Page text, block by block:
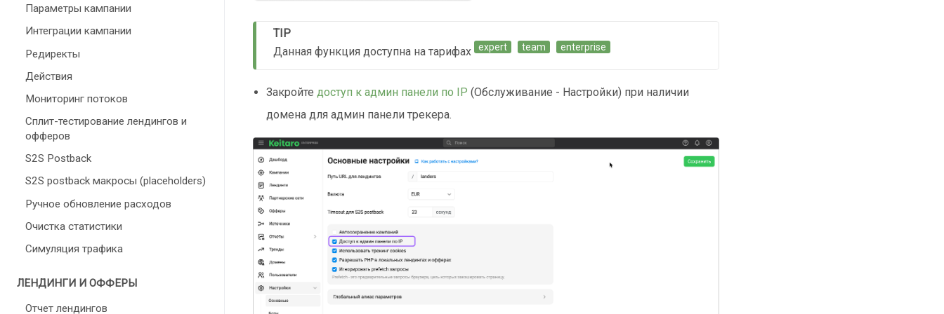
Параметры кампании
Интеграции кампании
Редиректы
Действия
Мониторинг потоков
Сплит-тестирование лендингов и
офферов
S2S Postback
S2S postback макросы (placeholders)
Ручное обновление расходов
Очистка статистики
Симуляция трафика
ЛЕНДИНГИ И ОФФЕРЫ
Отчет лендингов
TIP
Данная функция доступна на тарифах
expert team enterprise
Закройтедоступ к админ панели по IP (Обслуживание - Настройки) при наличии
домена для админ панели трекера.